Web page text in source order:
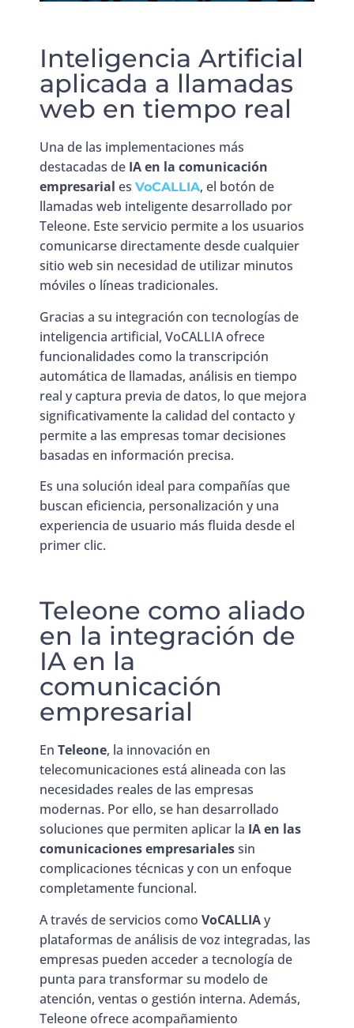
Inteligencia Artificial
aplicada a llamadas
web en tiempo real
Una de las implementaciones más
destacadas de IA en la comunicación
empresarial es VoCALLIA, el botón de
llamadas web inteligente desarrollado por
Teleone. Este servicio permite a los usuarios
comunicarse directamente desde cualquier
sitio web sin necesidad de utilizar minutos
móviles o líneas tradicionales.
Gracias a su integración con tecnologías de
inteligencia artificial, VoCALLIA ofrece
funcionalidades como la transcripción
automática de llamadas, análisis en tiempo
real y captura previa de datos, lo que mejora
significativamente la calidad del contacto y
permite a las empresas tomar decisiones
basadas en información precisa.
Es una solución ideal para compañías que
buscan eficiencia, personalización y una
experiencia de usuario más fluida desde el
primer clic.
Teleone como aliado
en la integración de
IA en la
comunicación
empresarial
En Teleone, la innovación en
telecomunicaciones está alineada con las
necesidades reales de las empresas
modernas. Por ello, se han desarrollado
soluciones que permiten aplicar la IA en las
comunicaciones empresarialessin
complicaciones técnicas y con un enfoque
completamente funcional.
A través de servicios como VoCALLIAy
plataformas de análisis de voz integradas, las
empresas pueden acceder a tecnología de
punta para transformar su modelo de
atención, ventas o gestión interna. Además,
Teleone ofrece acompañamiento